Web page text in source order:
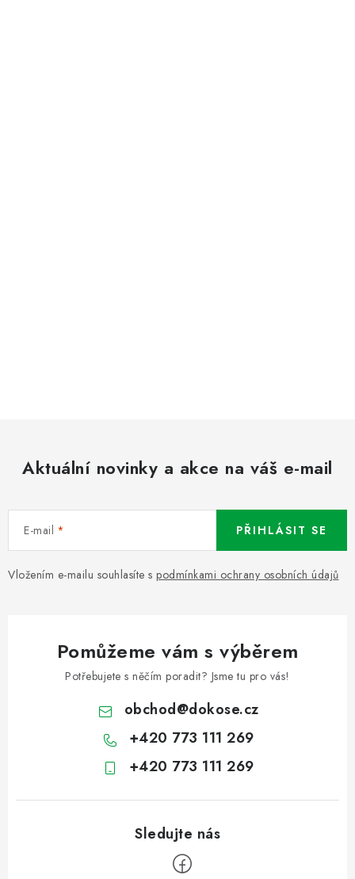
Aktuální novinky a akce na váš e-mail
E-mail
Vložením e-mailu souhlasíte s podmínkami ochrany osobních údajů
PŘIHLÁSIT SE
Pomůžeme vám s výběrem
Potřebujete s něčím poradit? Jsme tu pro vás!
obchod@dokose.cz
+420 773 111 269
+420 773 111 269